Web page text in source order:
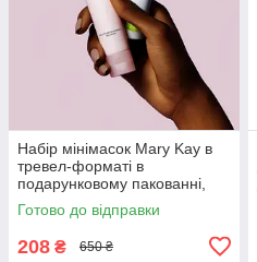
Набір мінімасок Mary Kay в
тревел-форматі в
подарунковому пакованні,
кожна по 34 г
Готово до відправки
208 ₴ 650 ₴